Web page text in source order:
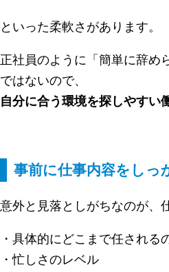
といった柔軟さがあります。
正社員のように「簡単に辞め
ではないので、
自分に合う環境を探しやすい
事前に仕事内容をしっ
意外と見落としがちなのが、
・具体的にどこまで任される
・忙しさのレベル